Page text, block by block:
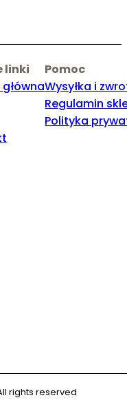
linki
Pomoc
Wysyłka i
Regulamin
Polityka
rights reserved